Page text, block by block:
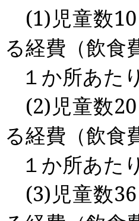
(1)児童数10
る経費（飲食
１か所あた
(2)児童数20
る経費（飲食
１か所あた
(3)児童数36